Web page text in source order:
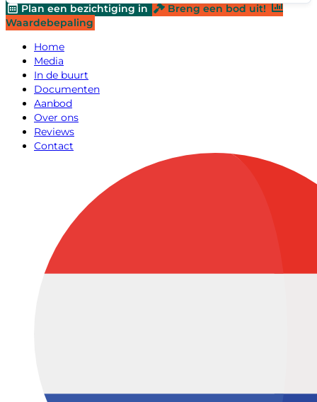
Plan een bezichtiging in
Breng een bod uit!
Waardebepaling
Home
Media
In de buurt
Documenten
Aanbod
Over ons
Reviews
Contact